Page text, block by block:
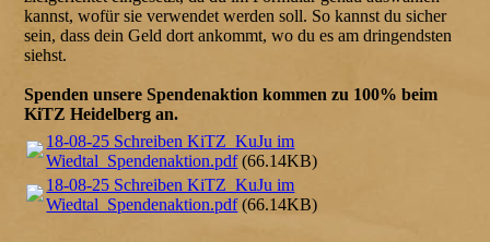
kannst, wofür sie verwendet werden soll. So kannst du sicher
sein, dass dein Geld dort ankommt, wo du es am dringendsten
siehst.
Spenden unsere Spendenaktion kommen zu 100% beim
KiTZ Heidelberg an.
18-08-25 Schreiben KiTZ_KuJu im
Wiedtal_Spendenaktion.pdf(66.14KB)
18-08-25 Schreiben KiTZ_KuJu im
Wiedtal_Spendenaktion.pdf(66.14KB)